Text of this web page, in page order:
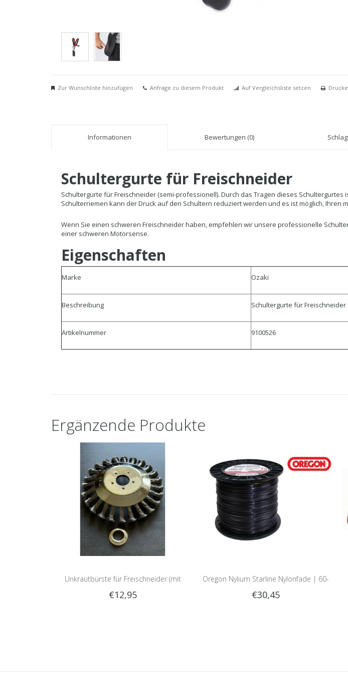
Zur Wunschliste hinzufügen Anfrage zu diesem Produkt Auf Vergleichsliste setzen
Informationen Bewertungen (0)
Schultergurte für Freischneider
Schultergurte für Freischneider (semi-professionell). Durch das Tragen dieses
Schulterriemen kann der Druck auf den Schultern reduziert werden und es ist möglich,
Wenn Sie einen schweren Freischneider haben, empfehlen wir unsere professionelle
einer schweren Motorsense.
Eigenschaften
Marke Ozaki
Beschreibung Schultergurte für Freischneider
Artikelnummer 9100526
Ergänzende Produkte
Unkrautbürste für Freischneider (mit
Reduzierringe)
€12,95
Oregon Nylium Starline Nylonfade | 60-
360 Meter Rolle
€30,45